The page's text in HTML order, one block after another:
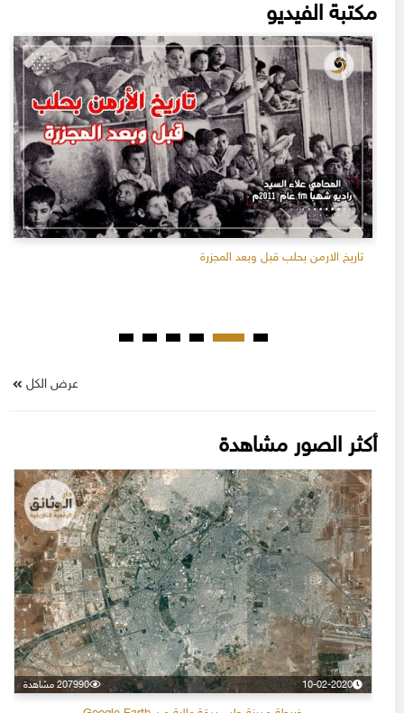
مكتبة الفيديو
تاريخ الارمن بحلب قبل وبعد المجزرة
عرض الكل
أكثر الصور مشاهدة
10-02-2020 207990 مشاهدة